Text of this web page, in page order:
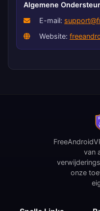
Algemene
E-mail:
Website:
van
onze